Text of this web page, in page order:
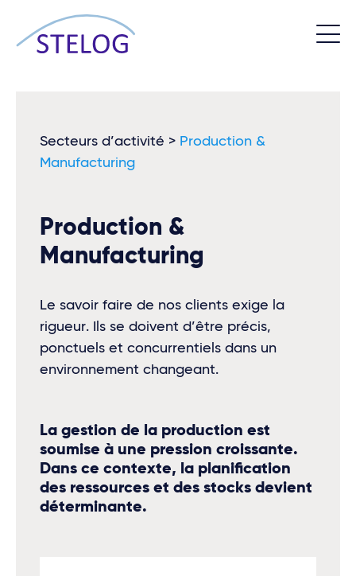
Secteurs d’activité > Production &
Manufacturing
Production &
Manufacturing
Le savoir faire de nos clients exige la
rigueur. Ils se doivent d’être précis,
ponctuels et concurrentiels dans un
environnement changeant.
La gestion de la production est
soumise à une pression croissante.
Dans ce contexte, la planiﬁcation
des ressources et des stocks devient
déterminante.